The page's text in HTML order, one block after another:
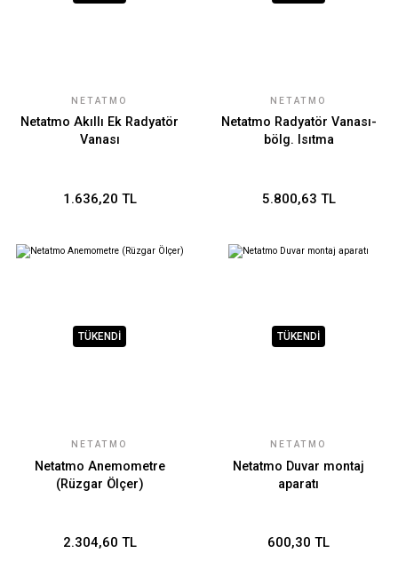
NETATMO
Netatmo Akıllı Ek Radyatör
Vanası
1.636,20 TL
NETATMO
Netatmo Radyatör Vanası-
bölg. Isıtma
5.800,63 TL
TÜKENDİ
NETATMO
Netatmo Anemometre
(Rüzgar Ölçer)
2.304,60 TL
TÜKENDİ
NETATMO
Netatmo Duvar montaj
aparatı
600,30 TL